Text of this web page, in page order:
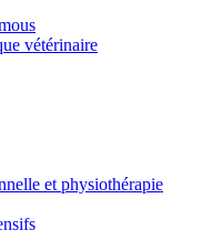
vétérinaire
et physiothérapie